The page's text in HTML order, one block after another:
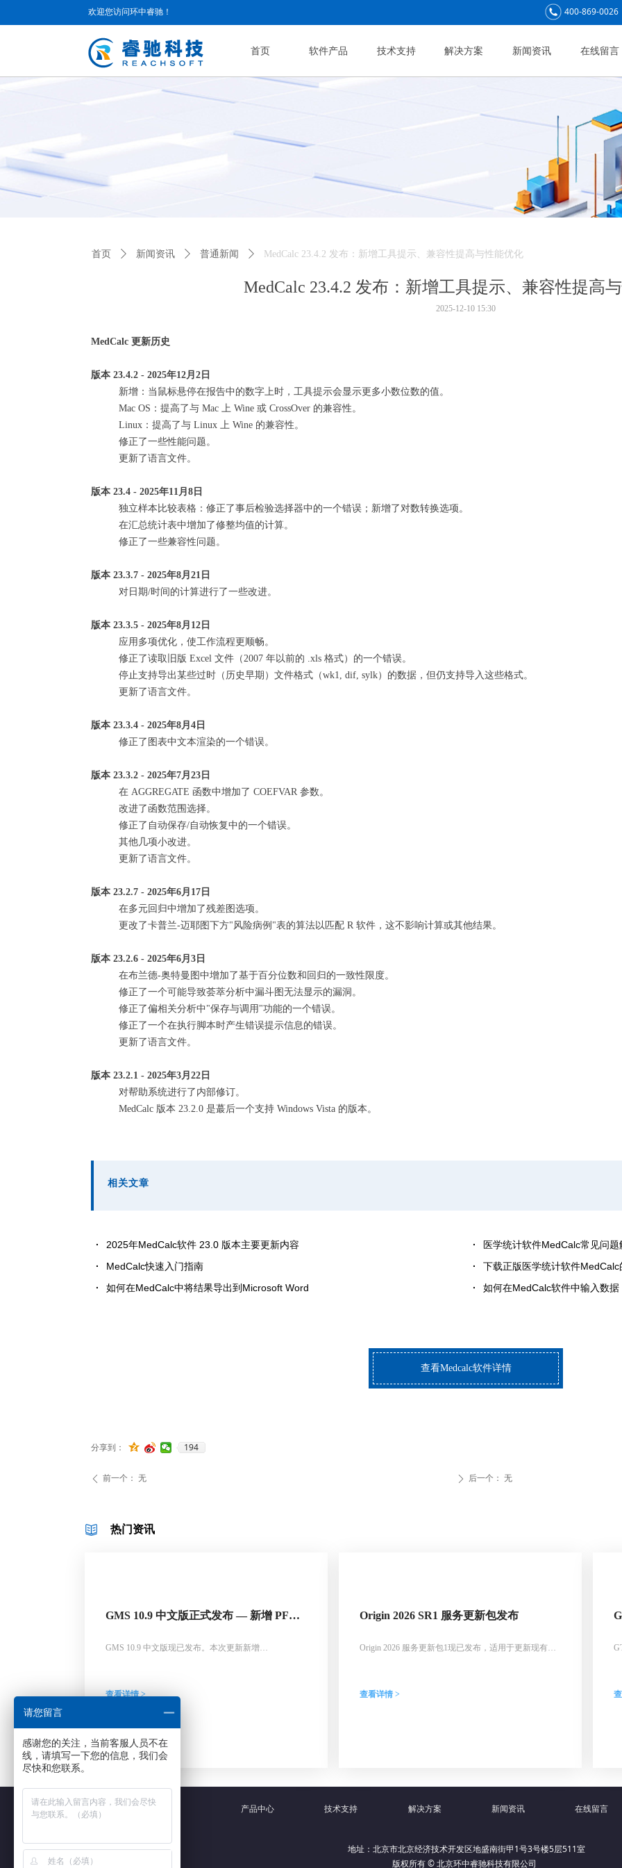
首页 软件产品 技术支持 解决方案 新闻资讯 在线留言
欢迎您访问环中睿驰！ 400-869-0026
MedCalc 23.4.2 发布：新增工具提示、兼容性提高
MedCalc 更新历史
版本 23.4.2 - 2025年12月2日
新增：当鼠标悬停在报告中的数字上时，工具提示会显示更多小数位数的值。
Mac OS：提高了与 Mac 上 Wine 或 CrossOver 的兼容性。
Linux：提高了与 Linux 上 Wine 的兼容性。
修正了一些性能问题。
更新了语言文件。
版本 23.4 - 2025年11月8日
独立样本比较表格：修正了事后检验选择器中的一个错误；新增了对数转换选项。
在汇总统计表中增加了修整均值的计算。
修正了一些兼容性问题。
版本 23.3.7 - 2025年8月21日
对日期/时间的计算进行了一些改进。
版本 23.3.5 - 2025年8月12日
应用多项优化，使工作流程更顺畅。
修正了读取旧版 Excel 文件（2007 年以前的 .xls 格式）的一个错误。
停止支持导出某些过时（历史早期）文件格式（wk1, dif, sylk）的数据，但仍支持导入这些格式。
更新了语言文件。
版本 23.3.4 - 2025年8月4日
修正了图表中文本渲染的一个错误。
版本 23.3.2 - 2025年7月23日
在 AGGREGATE 函数中增加了 COEFVAR 参数。
改进了函数范围选择。
修正了自动保存/自动恢复中的一个错误。
其他几项小改进。
更新了语言文件。
版本 23.2.7 - 2025年6月17日
在多元回归中增加了残差图选项。
更改了卡普兰-迈耶图下方"风险病例"表的算法以匹配 R 软件，这不影响计算或其他结果。
版本 23.2.6 - 2025年6月3日
在布兰德-奥特曼图中增加了基于百分位数和回归的一致性限度。
修正了一个可能导致荟萃分析中漏斗图无法显示的漏洞。
修正了偏相关分析中"保存与调用"功能的一个错误。
修正了一个在执行脚本时产生错误提示信息的错误。
更新了语言文件。
版本 23.2.1 - 2025年3月22日
对帮助系统进行了内部修订。
MedCalc 版本 23.2.0 是蕞后一个支持 Windows Vista 的版本。
相关文章
2025年MedCalc软件 23.0 版本主要更新内容
医学统计软件MedCalc常见问题
MedCalc快速入门指南
下载正版医学统计软件
如何在MedCalc中将结果导出到Microsoft Word
如何在MedCalc软件中输入数据
查看Medcalc软件详情
热门资讯
2025-12-10 15:30
分享到： 194
ꄴ 前一个： 无 ꄲ 后一个： 无
首页 ꄲ 新闻资讯 ꄲ 普通新闻 ꄲ MedCalc 23.4.2 发布：新增工具提示、兼容性提高与性能优化
GMS 10.9 中文版正式发布 — 新增 PFAS
GMS 10.9 中文版现已发布。本次更新新增
改进以及 MODFLOW 6 界面优化等功能，为地下水数
查看详情 >
Origin 2026 SR1 服务更新包发布
Origin 2026 服务更新包1现已发布，适用于更新现有
图形兼容性等多处问题，并解决了部分崩溃错误。安装
查看详情 >
地址：北京市北京经济技术开发区地盛南街甲1号3号楼5层511室
版权所有 © 北京环中睿驰科技有限公司
产品中心 技术支持 解决方案 新闻资讯 在线留言
请您留言
感谢您的关注，当前客服人员不在
线，请填写一下您的信息，我们会
尽快和您联系。